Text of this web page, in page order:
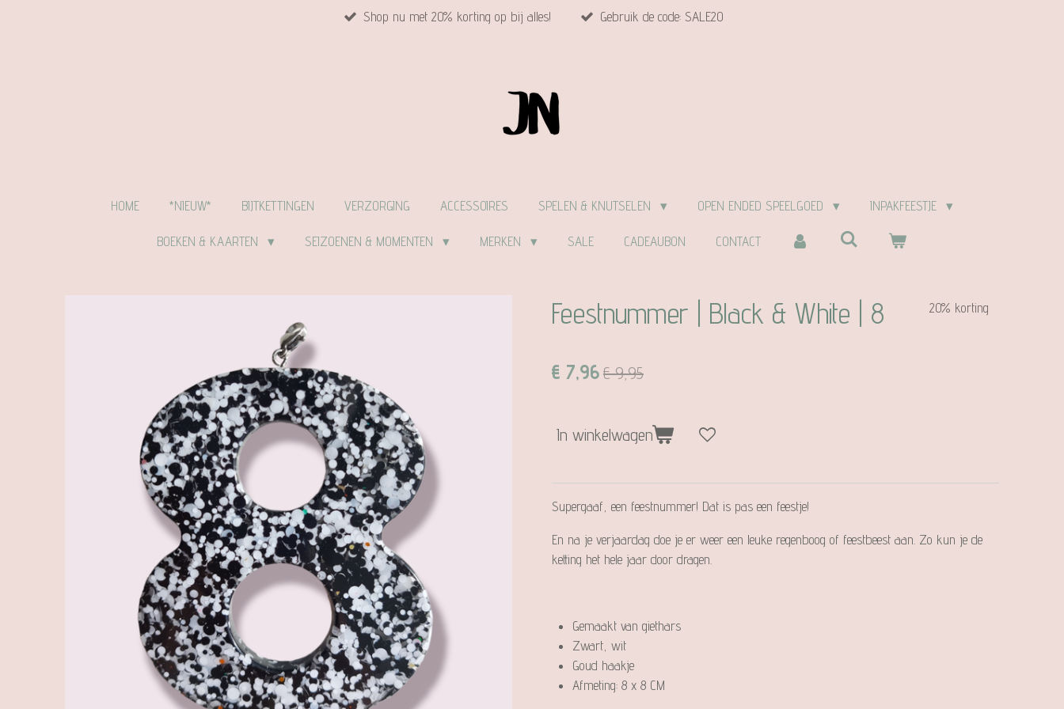
Shop nu met 20% korting op bij alles! Gebruik de code: SALE20
HOME *NIEUW* BIJTKETTINGEN VERZORGING ACCESSOIRES SPELEN & KNUTSELEN OPEN ENDED SPEELGOED INPAKFEESTJE
BOEKEN & KAARTEN SEIZOENEN & MOMENTEN MERKEN SALE CADEAUBON CONTACT
Feestnummer | Black & White | 8 20% korting
€ 7,96 € 9,95
In winkelwagen
Supergaaf, een feestnummer! Dat is pas een feestje!
En na je verjaardag doe je er weer een leuke regenboog of feestbeest aan. Zo kun je de
ketting het hele jaar door dragen.
Gemaakt van giethars
Zwart, wit
Goud haakje
Afmeting: 8 x 8 CM